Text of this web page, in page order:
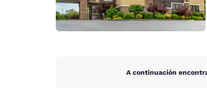
A continuación